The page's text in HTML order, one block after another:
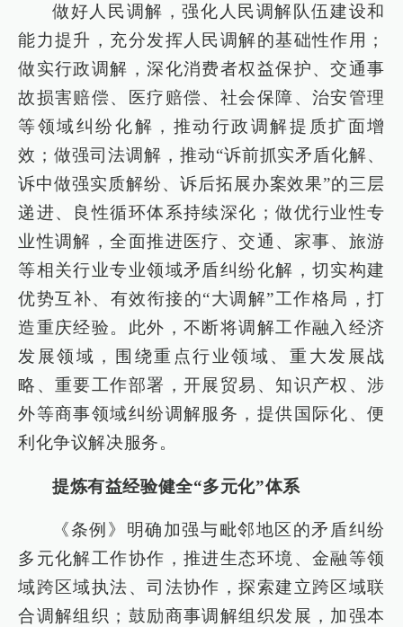
做好人民调解，强化人民调解队伍建设和
能力提升，充分发挥人民调解的基础性作用；
做实行政调解，深化消费者权益保护、交通事
故损害赔偿、医疗赔偿、社会保障、治安管理
等领域纠纷化解，推动行政调解提质扩面增
效；做强司法调解，推动“诉前抓实矛盾化解、
诉中做强实质解纷、诉后拓展办案效果”的三层
递进、良性循环体系持续深化；做优行业性专
业性调解，全面推进医疗、交通、家事、旅游
等相关行业专业领域矛盾纠纷化解，切实构建
优势互补、有效衔接的“大调解”工作格局，打
造重庆经验。此外，不断将调解工作融入经济
发展领域，围绕重点行业领域、重大发展战
略、重要工作部署，开展贸易、知识产权、涉
外等商事领域纠纷调解服务，提供国际化、便
利化争议解决服务。
提炼有益经验健全“多元化”体系
《条例》明确加强与毗邻地区的矛盾纠纷
多元化解工作协作，推进生态环境、金融等领
域跨区域执法、司法协作，探索建立跨区域联
合调解组织；鼓励商事调解组织发展，加强本